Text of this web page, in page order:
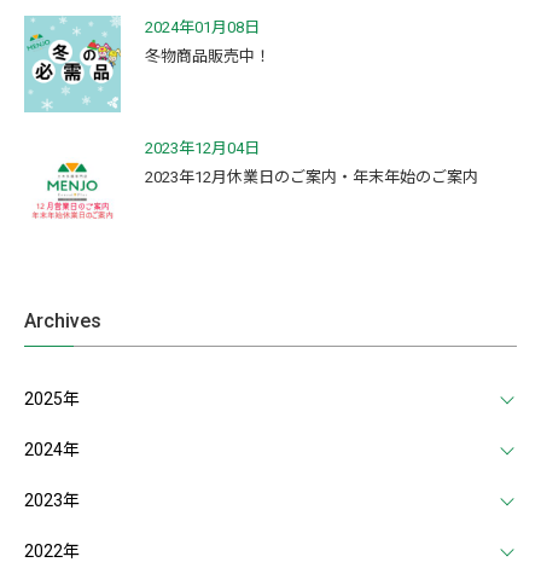
2024年01月08日
冬物商品販売中！
2023年12月04日
2023年12月休業日のご案内・年末年始のご案内
Archives
2025年
2024年
2023年
2022年